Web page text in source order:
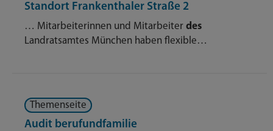
Standort Frankenthaler Straße 2
… Mitarbeiterinnen und Mitarbeiter des
Landratsamtes München haben flexible…
Themenseite
Audit berufundfamilie